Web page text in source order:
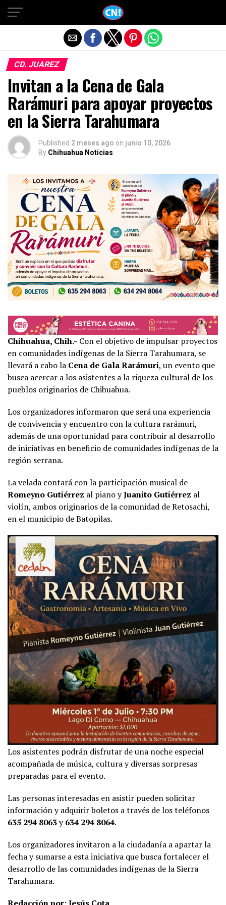
CD. JUAREZ
Invitan a la Cena de Gala
Rarámuri para apoyar proyectos
en la Sierra Tarahumara
Published 2 meses ago on junio 10, 2026
By Chihuahua Noticias
Chihuahua, Chih.- Con el objetivo de impulsar proyectos
en comunidades indígenas de la Sierra Tarahumara, se
llevará a cabo la Cena de Gala Rarámuri, un evento que
busca acercar a los asistentes a la riqueza cultural de los
pueblos originarios de Chihuahua.
Los organizadores informaron que será una experiencia
de convivencia y encuentro con la cultura rarámuri,
además de una oportunidad para contribuir al desarrollo
de iniciativas en beneficio de comunidades indígenas de la
región serrana.
La velada contará con la participación musical de
Romeyno Gutiérrez al piano yJuanito Gutiérrez al
violín, ambos originarios de la comunidad de Retosachi,
en el municipio de Batopilas.
Los asistentes podrán disfrutar de una noche especial
acompañada de música, cultura y diversas sorpresas
preparadas para el evento.
Las personas interesadas en asistir pueden solicitar
información y adquirir boletos a través de los teléfonos
635 294 8063y634 294 8064.
Los organizadores invitaron a la ciudadanía a apartar la
fecha y sumarse a esta iniciativa que busca fortalecer el
desarrollo de las comunidades indígenas de la Sierra
Tarahumara.
Redacción por: Jesús Cota
Salir de la versión móvil